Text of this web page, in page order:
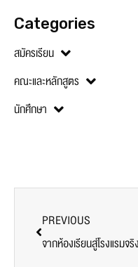
Categories
สมัครเรียน
คณะและหลักสูตร
นักศึกษา
PREVIOUS